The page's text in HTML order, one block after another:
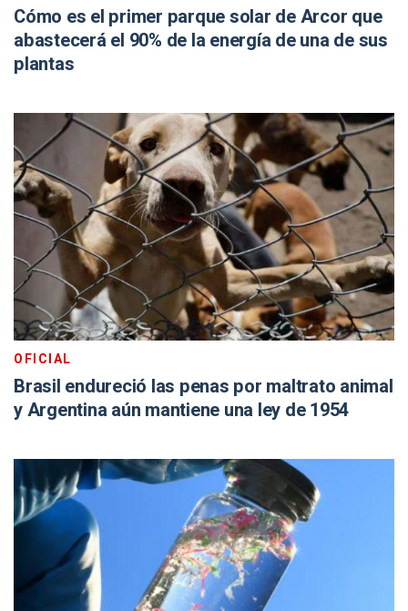
Cómo es el primer parque solar de Arcor que
abastecerá el 90% de la energía de una de sus
plantas
OFICIAL
Brasil endureció las penas por maltrato animal
y Argentina aún mantiene una ley de 1954